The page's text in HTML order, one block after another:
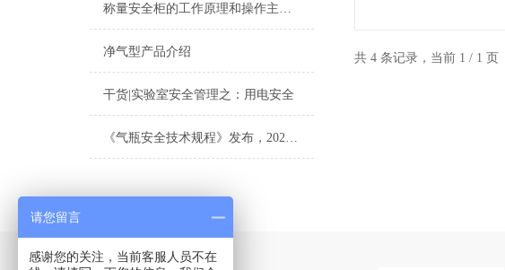
称量安全柜的工作原理和操作主要注意事项
净气型产品介绍
干货|实验室安全管理之：用电安全
《气瓶安全技术规程》发布，2021年6月1日起施行！
共 4 条记录，当前 1 / 1
Contact Us
请您留言
感谢您的关注，当前客服人员不在